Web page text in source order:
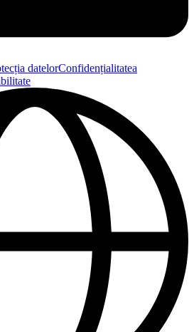
datelorConfidențialitatea